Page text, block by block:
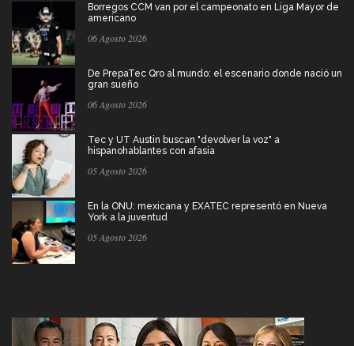
Borregos CCM van por el campeonato en Liga Mayor de
americano
06 Agosto 2026
De PrepaTec Qro al mundo: el escenario donde nació un
gran sueño
06 Agosto 2026
Tec y UT Austin buscan "devolver la voz" a
hispanohablantes con afasia
05 Agosto 2026
En la ONU: mexicana y EXATEC representó en Nueva
York a la juventud
05 Agosto 2026